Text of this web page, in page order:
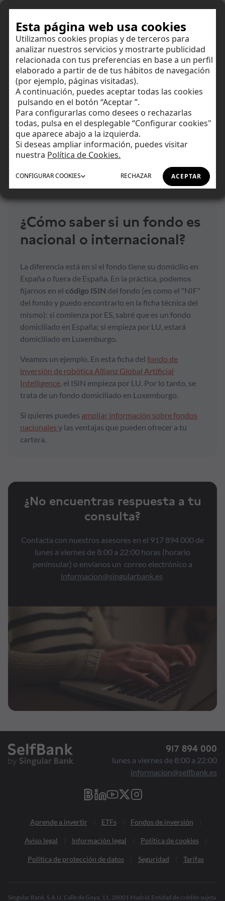
Esta página web usa cookies
Utilizamos cookies propias y de terceros para
analizar nuestros servicios y mostrarte publicidad
relacionada con tus preferencias en base a un perfil
elaborado a partir de de tus hábitos de navegación
(por ejemplo, páginas visitadas).
A continuación, puedes aceptar todas las cookies
pulsando en el botón “Aceptar ”.
Para configurarlas como desees o rechazarlas
todas, pulsa en el desplegable “Configurar cookies"
que aparece abajo a la izquierda.
Si deseas ampliar información, puedes visitar
nuestra Política de Cookies.
ACEPTAR
RECHAZAR
CONFIGURARCOOKIES
Ahorrar
Invertir
Tu día a día
Síguenos
Blog
Conócenos
Ayuda
Centro de ayuda
Encuentra respuestas a todas tus dudas y amplía tus
conocimientos financieros.
Nociones básicas de fondos
¿Cómo saber si un fondo es nacional o internacional?
¿Cómo saber si un fondo es
nacional o internacional?
La diferencia está en si el fondo tiene su domicilio en
España o fuera de España. En la práctica, podemos
fijarnos en el código ISIN del fondo (es como el "NIF"
del fondo y puedo encontrarlo en la ficha técnica del
mismo): si comienza por ES, sabré que es un fondo
domiciliado en España; si empieza por LU, estará
domiciliado en Luxemburgo.
Veamos un ejemplo. En esta ficha del fondo de
inversión de robótica Allianz Global Artificial
Intelligence, el ISIN empieza por LU. Por lo tanto, se
trata de un fondo domiciliado en Luxemburgo.
Si quieres puedes ampliar información sobre fondos
nacionales y las ventajas que pueden ofrecer a tu
cartera.
¿No encuentras respuesta a tu
consulta?
Contacta con nuestros asesores en el 917 894 000 de
lunes a viernes de 8:00 a 22:00 horas (horario
peninsular) o envíanos un correo electrónico a
informacion@singularbank.es
917 894 000
lunes a viernes de 8:00 a 22:00
informacion@selfbank.es
Aprende a invertir ETFs Fondos de inversión
Aviso legal Información legal Política de cookies
Política de protección de datos Seguridad Tarifas
Singular Bank, S.A.U. Calle de Goya, 11. 28001 Madrid.Entidad de crédito sujeta